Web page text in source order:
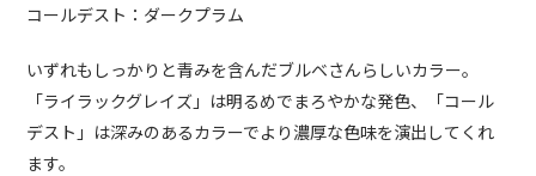
コールデスト：ダークプラム
いずれもしっかりと青みを含んだブルベさんらしいカラー。
「ライラックグレイズ」は明るめでまろやかな発色、「コール
デスト」は深みのあるカラーでより濃厚な色味を演出してくれ
ます。